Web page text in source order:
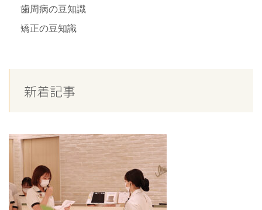
歯周病の豆知識
矯正の豆知識
新着記事